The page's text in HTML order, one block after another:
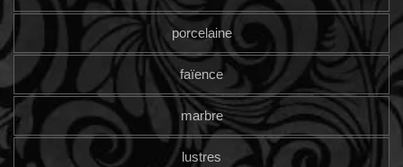
porcelaine
faïence
marbre
lustres